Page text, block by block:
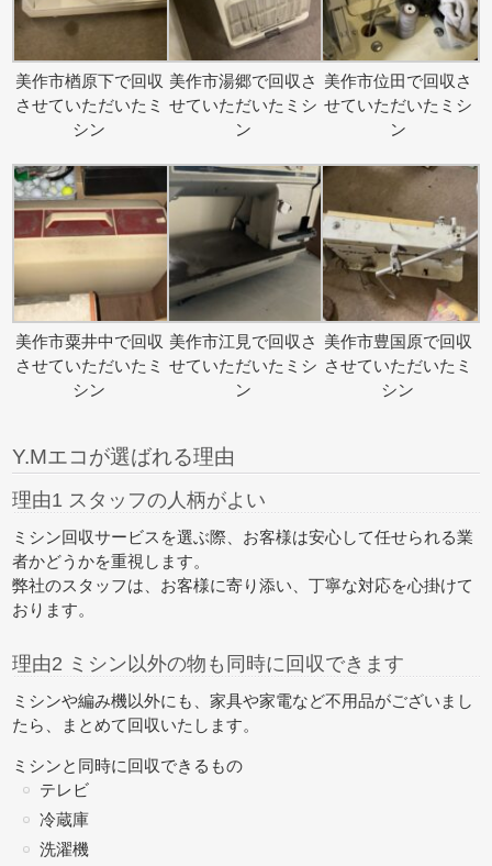
美作市楢原下で回収
させていただいたミ
シン
美作市湯郷で回収さ
せていただいたミシ
ン
美作市位田で回収さ
せていただいたミシ
ン
美作市粟井中で回収
させていただいたミ
シン
美作市江見で回収さ
せていただいたミシ
ン
美作市豊国原で回収
させていただいたミ
シン
Y.Mエコが選ばれる理由
理由1 スタッフの人柄がよい
ミシン回収サービスを選ぶ際、お客様は安心して任せられる業
者かどうかを重視します。
弊社のスタッフは、お客様に寄り添い、丁寧な対応を心掛けて
おります。
理由2 ミシン以外の物も同時に回収できます
ミシンや編み機以外にも、家具や家電など不用品がございまし
たら、
まとめて回収いたします。
ミシンと同時に回収できるもの
テレビ
冷蔵庫
洗濯機